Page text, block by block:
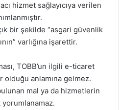
hizmet sağlayıcıya verilen
bir şekilde “asgari güvenlik
varlığına işarettir.
TOBB’un ilgili e-ticaret
anlamına gelmez.
mal ya da hizmetlerin